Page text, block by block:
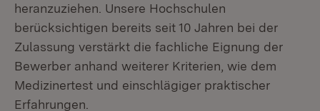
heranzuziehen. Unsere Hochschulen
berücksichtigen bereits seit 10 Jahren bei der
Zulassung verstärkt die fachliche Eignung der
Bewerber anhand weiterer Kriterien, wie dem
Medizinertest und einschlägiger praktischer
Erfahrungen.